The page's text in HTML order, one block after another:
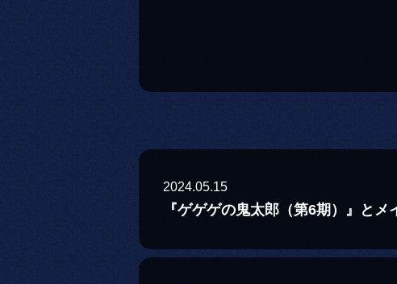
2024.05.15
『ゲゲゲの鬼太郎（第6期）』と